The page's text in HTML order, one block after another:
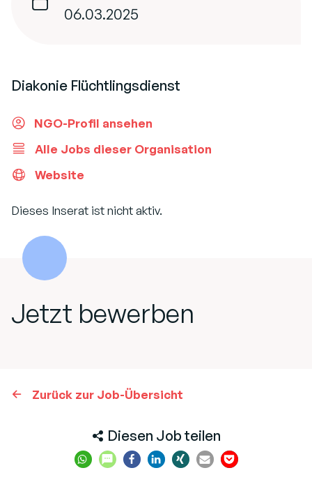
06.03.2025
Diakonie Flüchtlingsdienst
NGO-Profil ansehen
Alle Jobs dieser Organisation
Website
Dieses Inserat ist nicht aktiv.
Jetzt bewerben
Zurück zur Job-Übersicht
Diesen Job teilen